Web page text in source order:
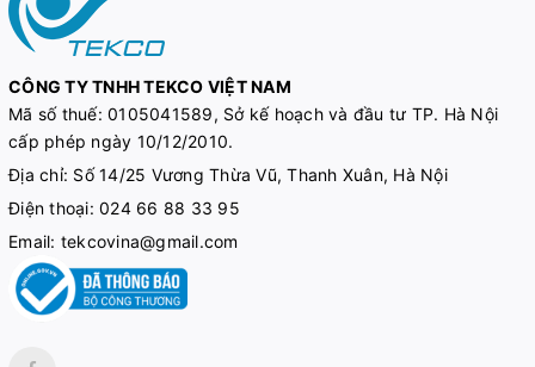
CÔNG TY TNHH TEKCO VIỆT NAM
Mã số thuế: 0105041589, Sở kế hoạch và đầu tư TP. Hà Nội
cấp phép ngày 10/12/2010.
Địa chỉ: Số 14/25 Vương Thừa Vũ, Thanh Xuân, Hà Nội
Điện thoại: 024 66 88 33 95
Email: tekcovina@gmail.com